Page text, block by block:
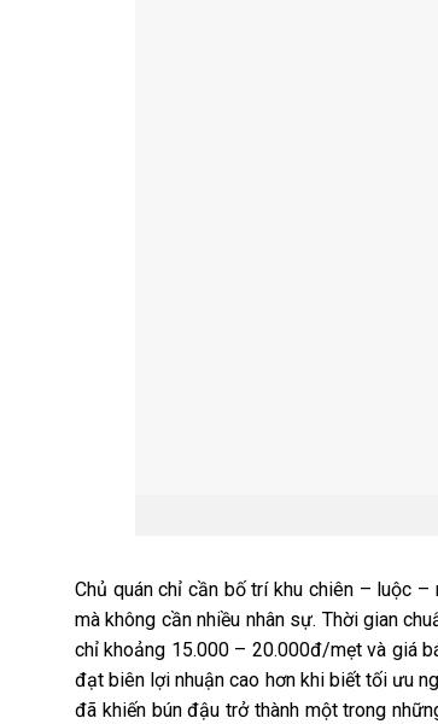
Chủ quán chỉ cần bố trí khu chiên – luộc
mà không cần nhiều nhân sự. Thời gian
chỉ khoảng 15.000 – 20.000đ/mẹt và giá
đạt biên lợi nhuận cao hơn khi biết tối ưu
đã khiến bún đậu trở thành một trong